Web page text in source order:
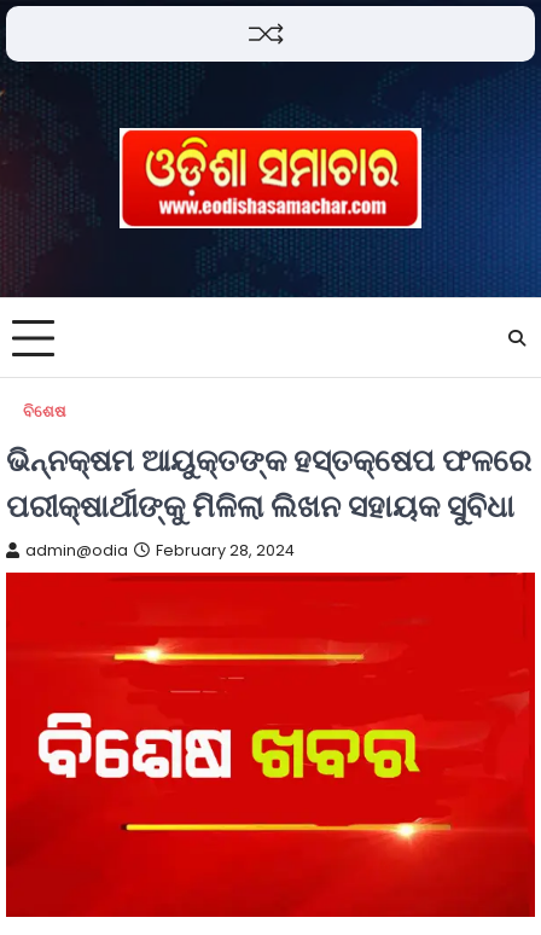
ବିଶେଷ
ଭିନ୍ନକ୍ଷମ ଆୟୁକ୍ତଙ୍କ ହସ୍ତକ୍ଷେପ ଫଳରେ
ପରୀକ୍ଷାର୍ଥୀଙ୍କୁ ମିଳିଲା ଲିଖନ ସହାୟକ ସୁବିଧା
admin@odia February 28, 2024